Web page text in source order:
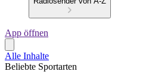
App öffnen
Alle Inhalte
Beliebte Sportarten